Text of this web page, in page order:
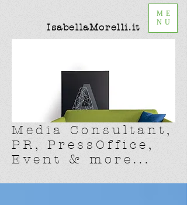
Media Consultant,
PR, PressOffice,
Event & more...
IsabellaMorelli.it
ME
NU